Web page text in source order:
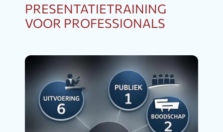
PRESENTATIETRAINING
VOOR PROFESSIONALS